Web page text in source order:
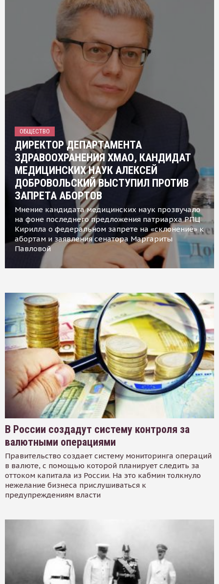
ОБЩЕСТВО
ДИРЕКТОР ДЕПАРТАМЕНТА
ЗДРАВООХРАНЕНИЯ ХМАО, КАНДИДАТ
МЕДИЦИНСКИХ НАУК АЛЕКСЕЙ
ДОБРОВОЛЬСКИЙ ВЫСТУПИЛ ПРОТИВ
ЗАПРЕТА АБОРТОВ
Мнение кандидата медицинских наук прозвучало
на фоне последнего предложения патриарха РПЦ
Кирилла о федеральном запрете на «склонение» к
абортам и заявления сенатора Маргариты
Павловой
В России создадут систему контроля за
валютными операциями
Правительство создает систему мониторинга операций
в валюте, с помощью которой планирует следить за
оттоком капитала из России. На это кабмин толкнуло
нежелание бизнеса прислушиваться к
предупреждениям власти